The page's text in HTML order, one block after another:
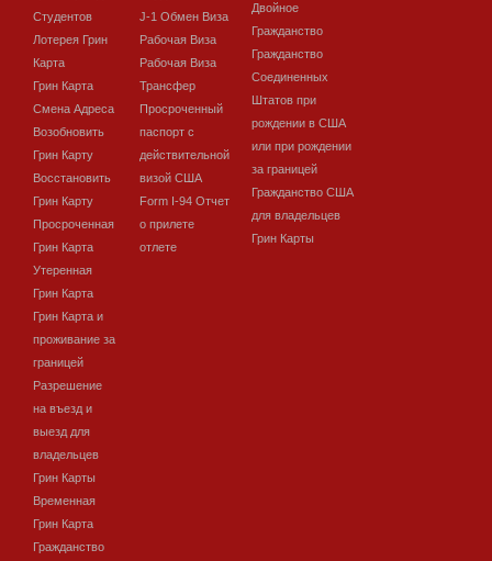
Студентов
Лотерея Грин
Карта
Грин Карта
Смена Адреса
Возобновить
Грин Карту
Восстановить
Грин Карту
Просроченная
Грин Карта
Утеренная
Грин Карта
Грин Карта и
проживание за
границей
Разрешение
на въезд и
выезд для
владельцев
Грин Карты
Временная
Грин Карта
Гражданство
J-1 Обмен Виза
Рабочая Виза
Рабочая Виза
Трансфер
Просроченный
паспорт с
действительной
визой США
Form I-94 Отчет
о прилете
отлете
Двойное
Гражданство
Гражданство
Соединенных
Штатов при
рождении в США
или при рождении
за границей
Гражданство США
для владельцев
Грин Карты